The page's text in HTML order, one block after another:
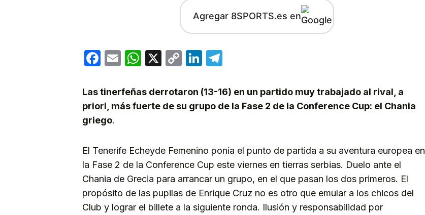
Agregar 8SPORTS.es en
Facebook
EmailWhatsApp
X
CopyLinkedIn
Las tinerfeñas derrotaron (13-16) en un partido muy trabajado al rival, a
priori, más fuerte de su grupo de la Fase 2 de la Conference Cup: el Chania
griego.
El Tenerife Echeyde Femenino ponía el punto de partida a su aventura europea en
la Fase 2 de la Conference Cup este viernes en tierras serbias. Duelo ante el
Chania de Grecia para arrancar un grupo, en el que pasan los dos primeros. El
propósito de las pupilas de Enrique Cruz no es otro que emular a los chicos del
Club y lograr el billete a la siguiente ronda. Ilusión y responsabilidad por